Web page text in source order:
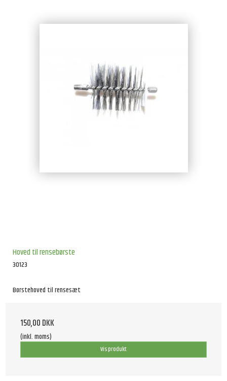
Hoved til rensebørste
30123
Børstehoved til rensesæt
150,00 DKK
(inkl. moms)
Vis produkt